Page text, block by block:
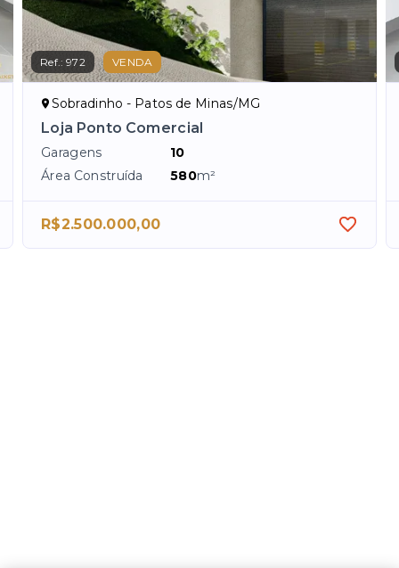
Ref.:972 VENDA
Sobradinho - Patos de Minas/MG
Loja Ponto Comercial
Garagens
10
Área Construída
580m²
R$2.500.000,00